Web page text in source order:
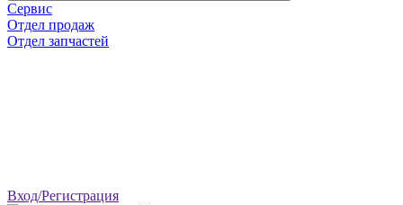
Сервис
Отдел продаж
Отдел запчастей
Вход/Регистрация